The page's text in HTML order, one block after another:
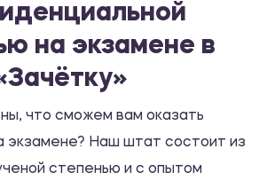
на экзамене в
что сможем вам оказать
экзамене? Наш штат состоит из
степенью и с опытом